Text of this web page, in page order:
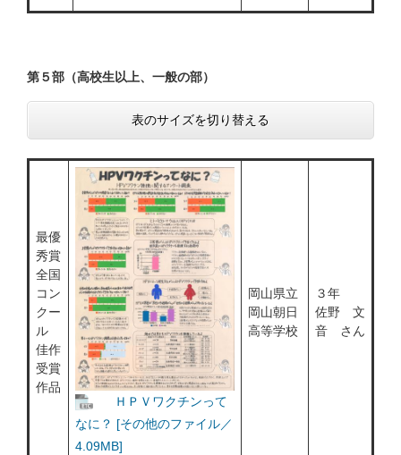
第５部（高校生以上、一般の部）
表のサイズを切り替える
最優
秀賞
全国
コン
クー
ル
佳作
受賞
作品
ＨＰＶワクチンって
なに？ [その他のファイル／
4.09MB]
岡山県立
岡山朝日
高等学校
３年
佐野 文
音 さん